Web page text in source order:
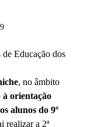
Educação dos
, no âmbito
à orientação
alunos do 9º
realizar a 2ª